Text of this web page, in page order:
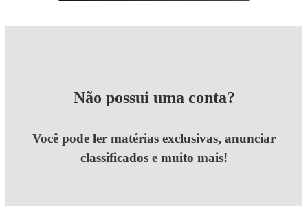
Não possui uma conta?
Você pode ler matérias exclusivas, anunciar
classificados e muito mais!